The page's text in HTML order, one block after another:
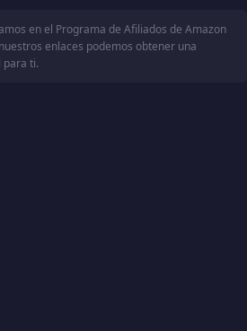
en el Programa de Afiliados de Amazon
enlaces podemos obtener una
para ti.